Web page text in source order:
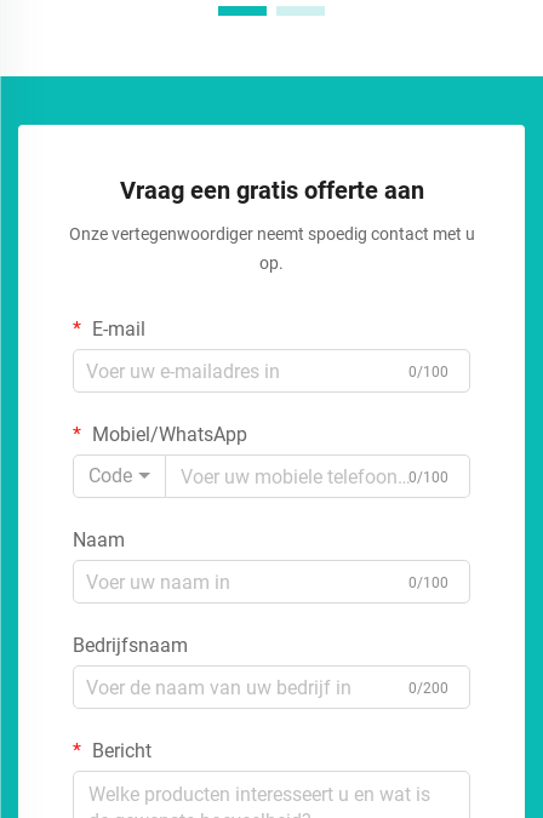
Vraag een gratis offerte aan
Onze vertegenwoordiger neemt spoedig contact met u
op.
E-mail
0/100
Mobiel/WhatsApp
Code
0/100
Naam
0/100
Bedrijfsnaam
0/200
Bericht